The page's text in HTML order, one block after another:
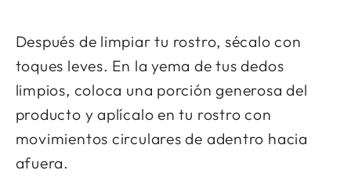
Después de limpiar tu rostro, sécalo con
toques leves. En la yema de tus dedos
limpios, coloca una porción generosa del
producto y aplícalo en tu rostro con
movimientos circulares de adentro hacia
afuera.